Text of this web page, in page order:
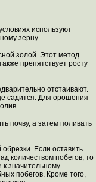
используют
зерну.
золой. Этот метод
препятствует росту
отстаивают.
садится. Для орошения
почву, а затем поливать
Если оставить
количеством побегов, то
к значительному
побегов. Кроме того,